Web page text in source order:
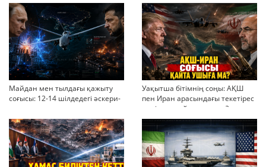
Майдан мен тылдағы қажыту
соғысы: 12-14 шілдедегі әскери-
Уақытша бітімнің соңы: АҚШ
пен Иран арасындағы текетірес
неліктен қайта ушықты?